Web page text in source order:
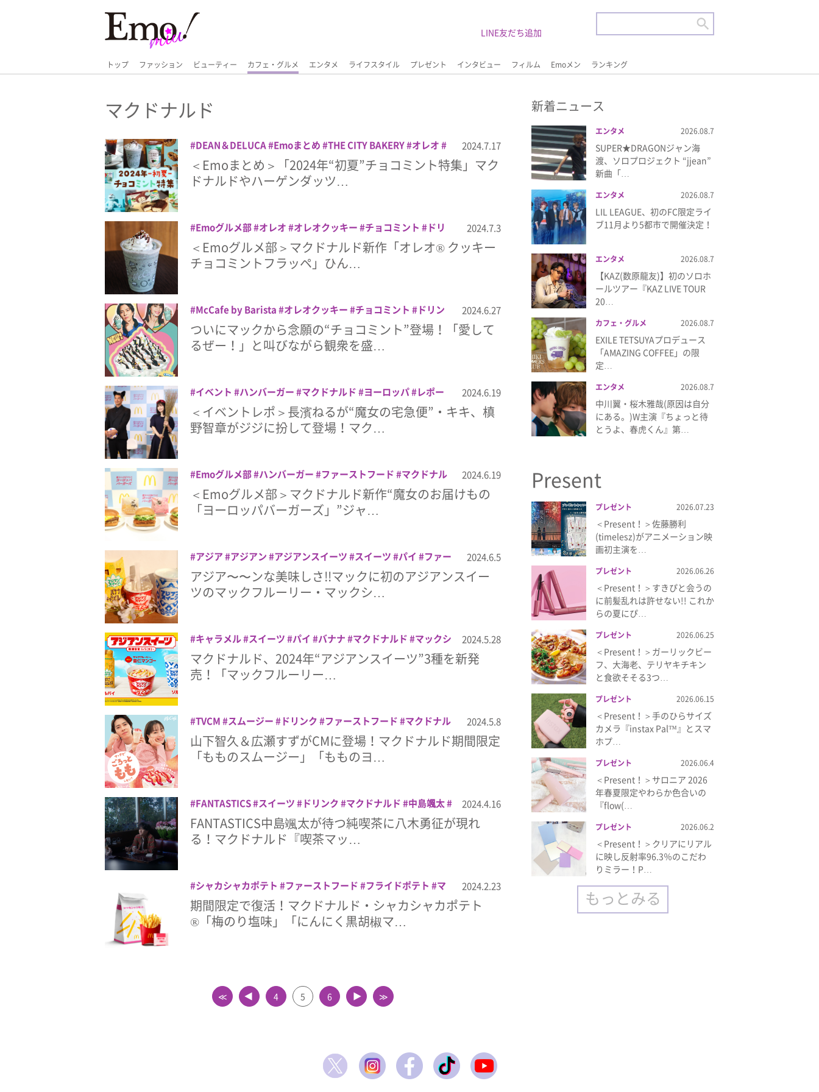
トップ ファッション ビューティー カフェ・グルメ エンタメ ライフスタイル プレゼント インタビュー フィルム Emoメン ランキング
LINE友だち追加
マクドナルド
DEAN＆DELUCA Emoまとめ THE CITY BAKERY オレオ
スイーツ
セサミストリート セブン-イレブン
チョコミント
ハーゲンダッツ マクドナルド ロイズ
2024.7.17
＜Emoまとめ＞「2024年“初夏”チョコミント特集」マク
ドナルドやハーゲンダッツ…
Emoグルメ部 オレオ オレオクッキー チョコミント
ドリ
ンク
フラッペ マクドナルド
2024.7.3
＜Emoグルメ部＞マクドナルド新作「オレオ® クッキー
チョコミントフラッペ」ひん…
McCafe by Barista オレオクッキー チョコミント
ドリン
ファーストフード フラッペ マカロン マクドナルド
マ
ック
2024.6.27
ついにマックから念願の“チョコミント”登場！「愛して
るぜー！」と叫びながら観衆を盛…
イベント ハンバーガー マクドナルド ヨーロッパ
レポー
槙野智章 長濱ねる
2024.6.19
＜イベントレポ＞長濱ねるが“魔女の宅急便”・キキ、槙
野智章がジジに扮して登場！マク…
Emoグルメ部 ハンバーガー ファーストフード
マクドナル
マック ヨーロッパ 期間限定 魔女の宅急便
2024.6.19
＜Emoグルメ部＞マクドナルド新作“魔女のお届けもの
「ヨーロッパバーガーズ」”ジャ…
アジア アジアン アジアンスイーツ スイーツ パイ
ファー
ストフード
マクドナルド マック マックシェイク
マックフ
ルーリー
2024.6.5
アジア〜〜ンな美味しさ!!マックに初のアジアンスイー
ツのマックフルーリー・マックシ…
キャラメル スイーツ パイ バナナ マクドナルド
マックシ
ェイク
マックフルーリー マンゴー ライチ 杏仁豆腐
2024.5.28
マクドナルド、2024年“アジアンスイーツ”3種を新発
売！「マックフルーリー…
TVCM スムージー ドリンク ファーストフード
マクドナル
ド
もも 山下智久
2024.5.8
山下智久＆広瀬すずがCMに登場！マクドナルド期間限定
「もものスムージー」「もものヨ…
FANTASTICS スイーツ ドリンク マクドナルド
中島颯太
八木勇征
喫茶マック
2024.4.16
FANTASTICS中島颯太が待つ純喫茶に八木勇征が現れ
る！マクドナルド『喫茶マッ…
シャカシャカポテト ファーストフード フライドポテト
マ
クドナルド
2024.2.23
期間限定で復活！マクドナルド・シャカシャカポテト
®「梅のり塩味」「にんにく黒胡椒マ…
≪ ▲ 4 5 6 ▲ ≫
新着ニュース
エンタメ 2026.08.7
SUPER★DRAGONジャン海
渡、ソロプロジェクト “jjean”
新曲「…
エンタメ 2026.08.7
LIL LEAGUE、初のFC限定ライ
ブ11月より5都市で開催決定！
エンタメ 2026.08.7
【KAZ(数原龍友)】初のソロホ
ールツアー『KAZ LIVE TOUR
20…
カフェ・グルメ 2026.08.7
EXILE TETSUYAプロデュース
「AMAZING COFFEE」の限
定…
エンタメ 2026.08.7
中川翼・桜木雅哉(原因は自分
にある。)W主演『ちょっと待
とうよ、春虎くん』第…
Present
プレゼント 2026.07.23
＜Present！＞佐藤勝利
(timelesz)がアニメーション映
画初主演を…
プレゼント 2026.06.26
＜Present！＞すきぴと会うの
に前髪乱れは許せない!! これか
らの夏にぴ…
プレゼント 2026.06.25
＜Present！＞ガーリックビー
フ、大海老、テリヤキチキン
と食欲そそる3つ…
プレゼント 2026.06.15
＜Present！＞手のひらサイズ
カメラ『instax Pal™』とスマ
ホプ…
プレゼント 2026.06.4
＜Present！＞サロニア 2026
年春夏限定やわらか色合いの
『flow(…
プレゼント 2026.06.2
＜Present！＞クリアにリアル
に映し反射率96.3％のこだわ
りミラー！P…
もっとみる